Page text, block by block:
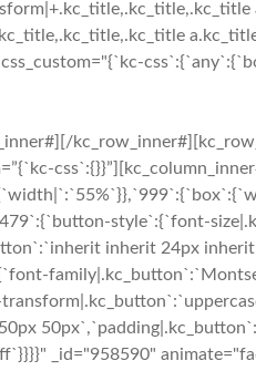
css_custom="{`kc-
style`:{`font-
inherit 24px
_id="958590"